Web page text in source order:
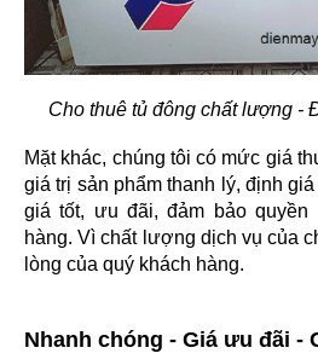
Cho thuê tủ đông chất lượng -
Mặt khác, chúng tôi có mức giá
giá trị sản phẩm thanh lý, định
giá tốt, ưu đãi, đảm bảo quyền
hàng. Vì chất lượng dịch vụ của
lòng của quý khách hàng.
Nhanh chóng - Giá ưu đãi -